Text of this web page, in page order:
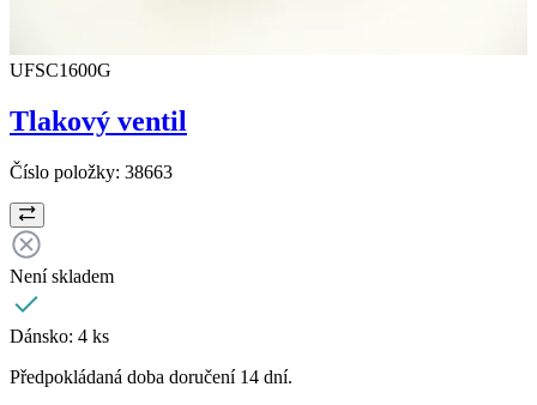
UFSC1600G
Tlakový ventil
Číslo položky: 38663
Není skladem
Dánsko: 4 ks
Předpokládaná doba doručení 14 dní.